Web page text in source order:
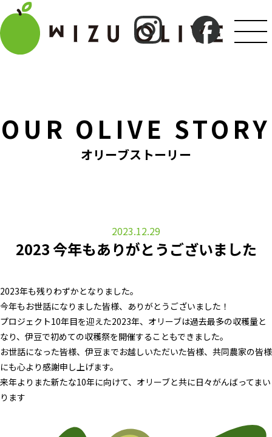
OUR OLIVE STORY
オリーブストーリー
2023.12.29
2023 今年もありがとうございました
2023年も残りわずかとなりました。
今年もお世話になりました皆様、ありがとうございました！
プロジェクト10年目を迎えた2023年、オリーブは過去最多の収穫量と
なり、伊豆で初めての収穫祭を開催することもできました。
お世話になった皆様、伊豆までお越しいただいた皆様、共同農家の皆様
にも心より感謝申し上げます。
来年よりまた新たな10年に向けて、オリーブと共に日々がんばってまい
ります